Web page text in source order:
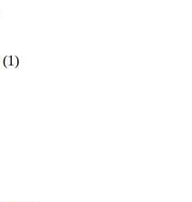
(1)